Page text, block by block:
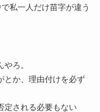
私一人だけ苗字が違う
ろ。
とか、理由付けを必ず
定される必要もない